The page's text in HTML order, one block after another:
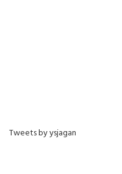
Tweets by ysjagan